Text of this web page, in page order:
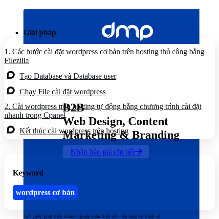
dung
Giải pháp
B2B
Web Design, Content
Marketing & Branding
Nhận báo giá chi tiết
Chiến lược
Giải pháp phát triển doanh nghiệp toàn diện trên nền tảng kỹ thuật số
1. Các bước cài đặt wordpress cơ bản trên hosting thủ công bằng
Filezilla
Tạo Database và Database user
Chạy File cài đặt wordpress
2. Cài wordpress trên hosting tự động bằng chương trình cài đặt
nhanh trong Cpanel
Kết thúc cài wordpress trên hosting
Keyword
wordpress cơ bản